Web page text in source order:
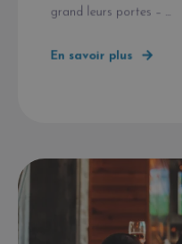
grand leurs portes – ...
En savoir plus